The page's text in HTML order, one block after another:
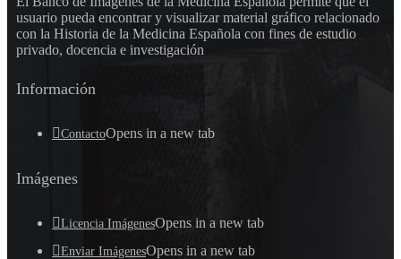
usuario pueda encontrar y visualizar material gráfico relacionado
con la Historia de la Medicina Española con fines de estudio
privado, docencia e investigación
Información
ContactoOpens in a new tab
Imágenes
Licencia ImágenesOpens in a new tab
Enviar ImágenesOpens in a new tab